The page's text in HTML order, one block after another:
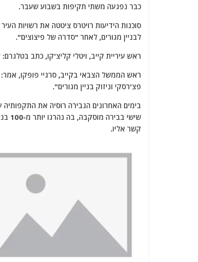
כבר נפגעה משתי תקיפות בשבוע שעבר.
סוכנות הידיעות רויטרס ציטטה את רשויות
לבניין מגורים, לאחר "סדרה של פיצוצים".
ראש עיריית קייב, ויטלי קליצ'קו, כתב
ראש הממשל הצבאי בקייב, סרגיי פופקו,
פצ'רסקי וניזוק בניין מגורים".
בימים האחרונים הגבירה רוסיה את
קשר אליו.